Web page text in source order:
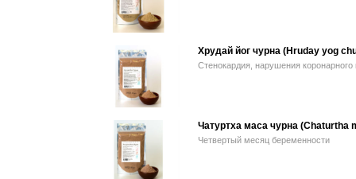
Хрудай йог чурна (Hruday yog
Стенокардия, нарушения
Чатуртха маса чурна (Chaturtha
Четвертый месяц беременности